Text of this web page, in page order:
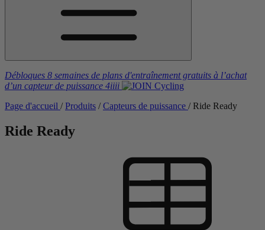
Débloques 8 semaines de plans d'entraînement gratuits à l’achat
d’un capteur de puissance 4iiii
Page d'accueil / Produits / Capteurs de puissance / Ride Ready
Ride Ready